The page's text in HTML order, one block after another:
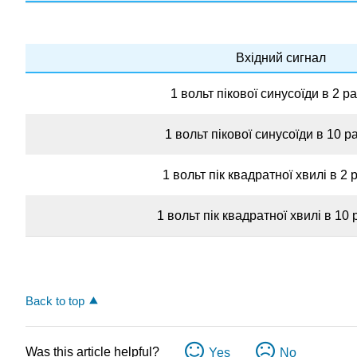
Вхідний сигнал
1 вольт пікової синусоїди в 2
1 вольт пікової синусоїди в 10
1 вольт пік квадратної хвилі в 2
1 вольт пік квадратної хвилі в 10
Back to top
Was this article helpful? Yes No